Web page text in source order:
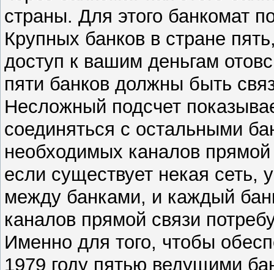
страны. Для этого банкомат
Крупных банков в стране
доступ к вашим деньгам
пяти банков должны быть
Несложный подсчет
соединяться с остальными
необходимых каналов
если существует некая
между банками, и каждый
каналов прямой связи
Именно для того, чтобы
1979 году пятью ведущими